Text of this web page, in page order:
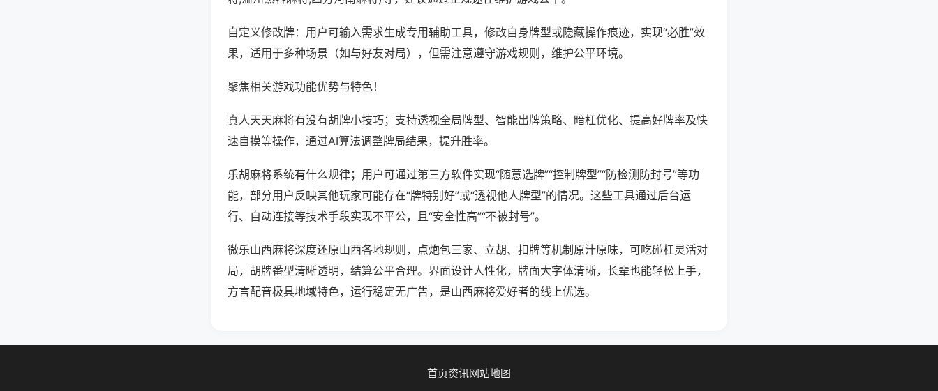
自定义修改牌：用户可输入需求生成专用辅助工具，修改自身牌型或隐藏操作痕迹，实现“必胜”效
果，适用于多种场景（如与好友对局），但需注意遵守游戏规则，维护公平环境。
聚焦相关游戏功能优势与特色！
真人天天麻将有没有胡牌小技巧；支持透视全局牌型、智能出牌策略、暗杠优化、提高好牌率及快
速自摸等操作，通过AI算法调整牌局结果，提升胜率。
乐胡麻将系统有什么规律；用户可通过第三方软件实现“随意选牌”“控制牌型”“防检测防封号”等功
能，部分用户反映其他玩家可能存在“牌特别好”或“透视他人牌型”的情况。这些工具通过后台运
行、自动连接等技术手段实现不平公，且“安全性高”“不被封号”。
微乐山西麻将深度还原山西各地规则，点炮包三家、立胡、扣牌等机制原汁原味，可吃碰杠灵活对
局，胡牌番型清晰透明，结算公平合理。界面设计人性化，牌面大字体清晰，长辈也能轻松上手，
方言配音极具地域特色，运行稳定无广告，是山西麻将爱好者的线上优选。
首页资讯网站地图